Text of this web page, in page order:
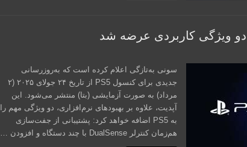
سونی به‌تازگی اعلام کرده است که به‌روزرسانی
جدیدی برای کنسول PS5 از تاریخ ۲۴ جولای ۲۰۲۵ (۲
مرداد) به صورت آزمایشی (بتا) منتشر می‌شود. این
آپدیت، علاوه بر بهبودهای نرم‌افزاری، دو ویژگی مهم را
به PS5 اضافه خواهد کرد: پشتیبانی از جفت‌سازی
هم‌زمان کنترلر DualSense با چند دستگاه و افزودن …